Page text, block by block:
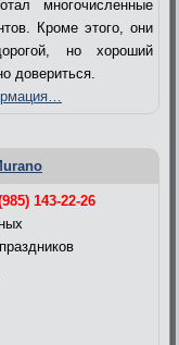
многочисленные
Кроме этого, они
но хороший
довериться.
143-22-26